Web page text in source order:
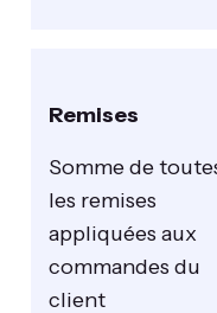
Remises
Somme de
les remises
appliquées aux
commandes du
client